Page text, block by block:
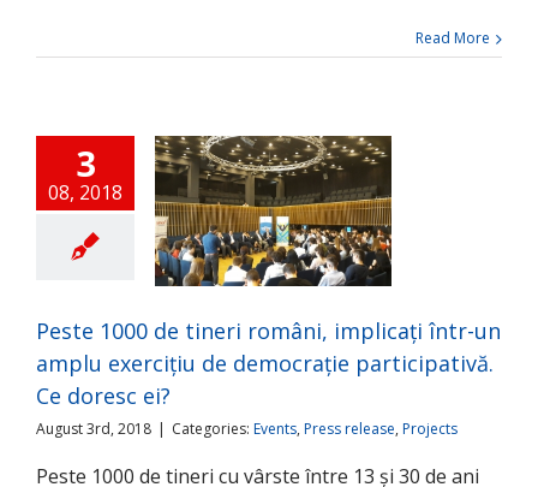
Read More
3
08, 2018
1000 de tineri
implicați într-un
exercițiu de
Press release
Projects
Peste 1000 de tineri români, implicați într-un
amplu exercițiu de democrație participativă.
Ce doresc ei?
August 3rd, 2018 | Categories: Events, Press release, Projects
Peste 1000 de tineri cu vârste între 13 și 30 de ani